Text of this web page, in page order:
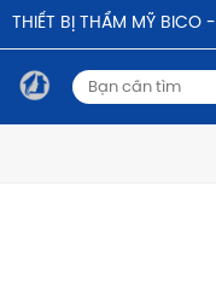
THIẾT BỊ THẨM MỸ BICO